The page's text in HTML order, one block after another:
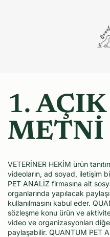
1.
METNİ
VETERİNER HEKİM ürün
videoların, ad soyad, iletişim
PET ANALİZ firmasına ait
organlarında yapılacak
kullanılmasını kabul eder.
sözleşme konu ürün ve
video ve organizasyonları
paylaşabilir. QUANTUM PET